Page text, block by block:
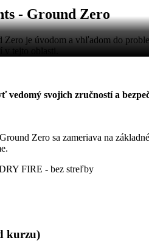
- Ground Zero
Zero je úvodom a vhľadom do
v tejto oblasti.
vedomý svojich zručností a
Zero sa zameriava na
FIRE - bez streľby
kurzu)